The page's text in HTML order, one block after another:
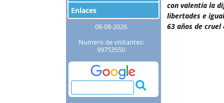
Enlaces
08-08-2026
Numero de visitantes:
99753550
con valentía la
libertades e
63 años de